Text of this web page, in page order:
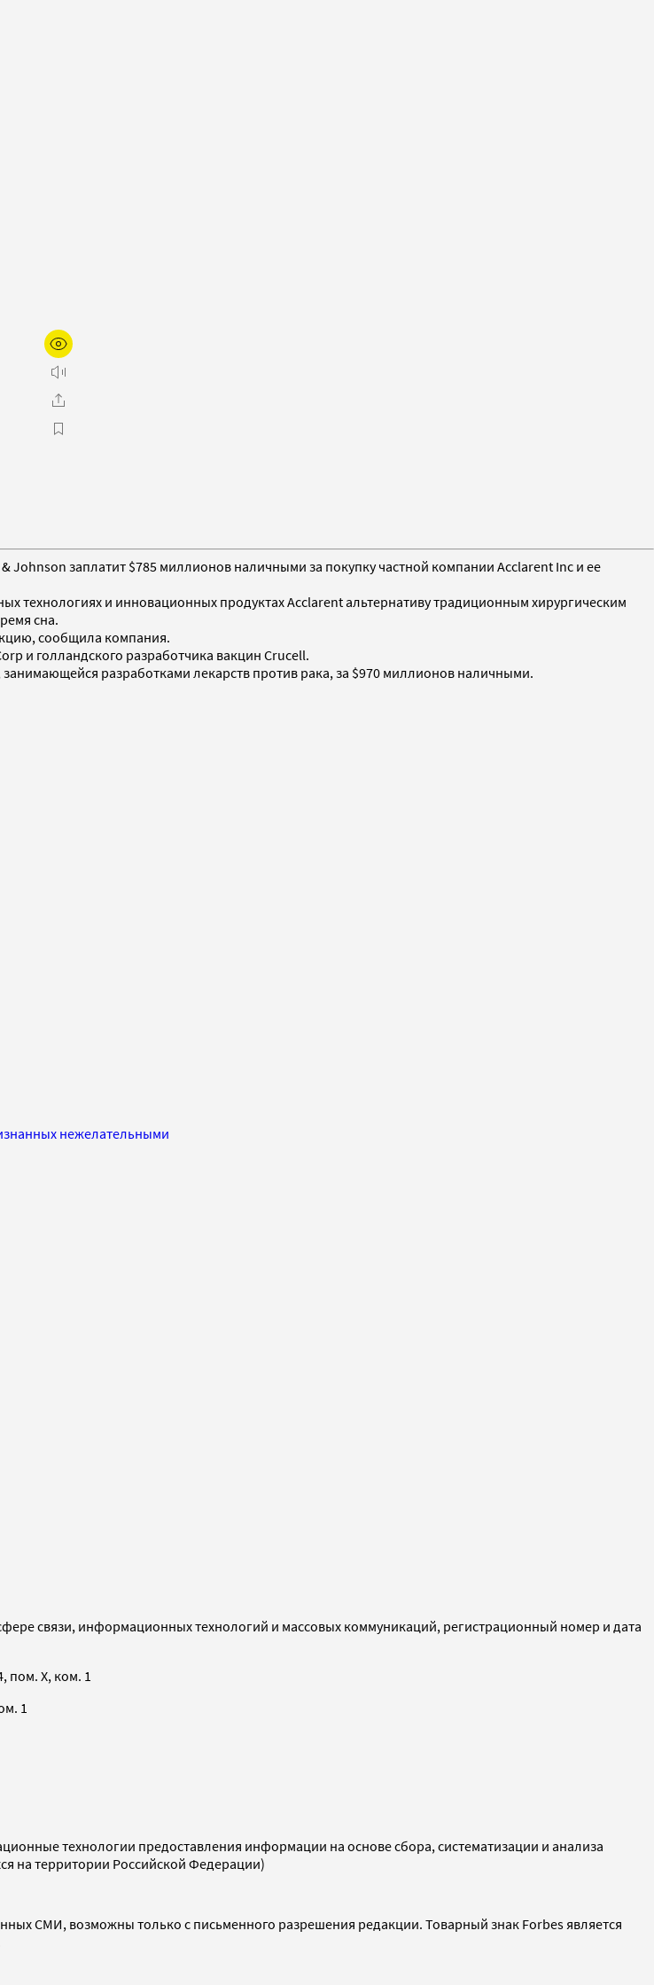
заплатит $785 миллионов наличными за покупку частной компании Acclarent Inc и ее
технологиях и инновационных продуктах Acclarent альтернативу традиционным хирургическим
сна.
сообщила компания.
и голландского разработчика вакцин Crucell.
разработками лекарств против рака, за $970 миллионов наличными.
нежелательными
связи, информационных технологий и массовых коммуникаций, регистрационный номер и дата
пом. X, ком. 1
1
технологии предоставления информации на основе сбора, систематизации и анализа
на территории Российской Федерации)
СМИ, возможны только с письменного разрешения редакции. Товарный знак Forbes является